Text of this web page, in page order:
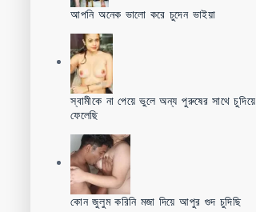
আপনি অনেক ভালো করে চুদেন ভাইয়া
স্বামীকে না পেয়ে ভুলে অন্য পুরুষের সাথে চুদিয়ে
ফেলেছি
কোন জুলুম করিনি মজা দিয়ে আপুর গুদ চুদিছি